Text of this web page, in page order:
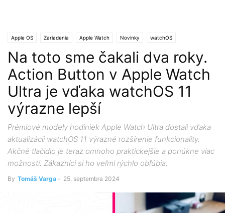
Apple OS Zariadenia Apple Watch Novinky watchOS
watchOS 11
Na toto sme čakali dva roky.
Action Button v Apple Watch
Ultra je vďaka watchOS 11
výrazne lepší
Prémiové modely hodiniek Apple Watch Ultra dostali vďaka
aktualizácii watchOS 11 výrazné rozšírenie funkcionality.
Akčné tlačidlo je teraz omnoho praktickejšie a ponúkne viac
možností. Zákazníci si ho veľmi rýchlo obľúbia.
By Tomáš Varga - 25. septembra 2024